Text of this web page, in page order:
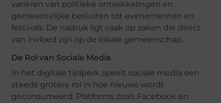
variëren van politieke ontwikkelingen en
gemeentelijke besluiten tot evenementen en
festivals. De nadruk ligt vaak op zaken die direct
van invloed zijn op de lokale gemeenschap.
De Rol van Sociale Media
In het digitale tijdperk speelt sociale media een
steeds grotere rol in hoe nieuws wordt
geconsumeerd. Platforms zoals Facebook en